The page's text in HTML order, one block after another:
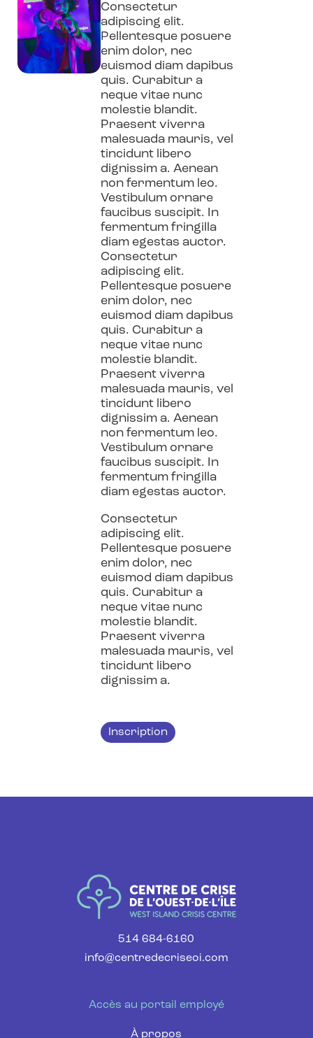
Consectetur
adipiscing elit.
Pellentesque posuere
enim dolor, nec
euismod diam dapibus
quis. Curabitur a
neque vitae nunc
molestie blandit.
Praesent viverra
malesuada mauris, vel
tincidunt libero
dignissim a. Aenean
non fermentum leo.
Vestibulum ornare
faucibus suscipit. In
fermentum fringilla
diam egestas auctor.
Consectetur
adipiscing elit.
Pellentesque posuere
enim dolor, nec
euismod diam dapibus
quis. Curabitur a
neque vitae nunc
molestie blandit.
Praesent viverra
malesuada mauris, vel
tincidunt libero
dignissim a. Aenean
non fermentum leo.
Vestibulum ornare
faucibus suscipit. In
fermentum fringilla
diam egestas auctor.
Consectetur
adipiscing elit.
Pellentesque posuere
enim dolor, nec
euismod diam dapibus
quis. Curabitur a
neque vitae nunc
molestie blandit.
Praesent viverra
malesuada mauris, vel
tincidunt libero
dignissim a.
Inscription
514 684-6160
info@centredecriseoi.com
Accès au portail employé
À propos